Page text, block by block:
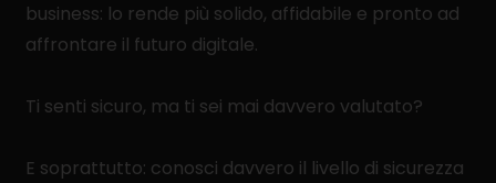
business: lo rende più solido, affidabile e pronto ad
affrontare il futuro digitale.
Ti senti sicuro, ma ti sei mai davvero valutato?
E soprattutto: conosci davvero il livello di sicurezza